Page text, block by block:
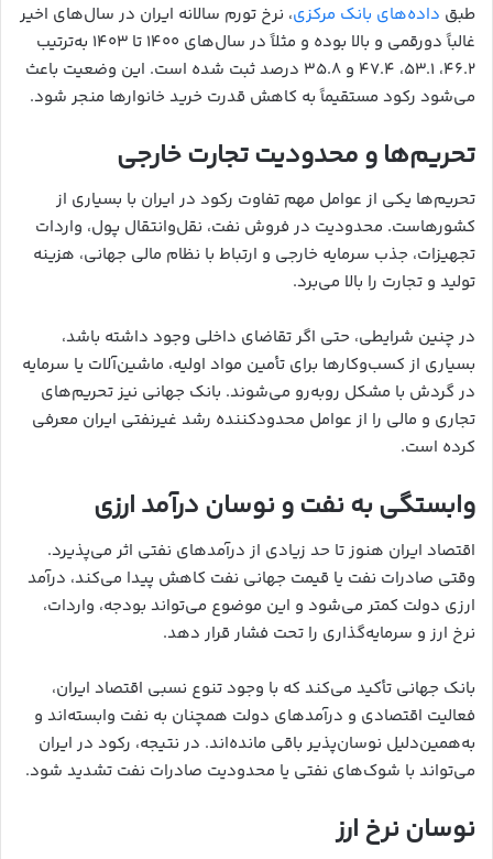
طبق داده‌های بانک مرکزی، نرخ تورم سالانه ایران در سال‌های اخیر
غالباً دورقمی و بالا بوده و مثلاً در سال‌های ۱۴۰۰ تا ۱۴۰۳ به‌ترتیب
۴۶.۲، ۵۳.۱، ۴۷.۴ و ۳۵.۸ درصد ثبت شده است. این وضعیت باعث
می‌شود رکود مستقیماً به کاهش قدرت خرید خانوارها منجر شود.
تحریم‌ها و محدودیت تجارت خارجی
تحریم‌ها یکی از عوامل مهم تفاوت رکود در ایران با بسیاری از
کشورهاست. محدودیت در فروش نفت، نقل‌وانتقال پول، واردات
تجهیزات، جذب سرمایه خارجی و ارتباط با نظام مالی جهانی، هزینه
تولید و تجارت را بالا می‌برد.
در چنین شرایطی، حتی اگر تقاضای داخلی وجود داشته باشد،
بسیاری از کسب‌وکارها برای تأمین مواد اولیه، ماشین‌آلات یا سرمایه
در گردش با مشکل روبه‌رو می‌شوند. بانک جهانی نیز تحریم‌های
تجاری و مالی را از عوامل محدودکننده رشد غیرنفتی ایران معرفی
کرده است.
وابستگی به نفت و نوسان درآمد ارزی
اقتصاد ایران هنوز تا حد زیادی از درآمدهای نفتی اثر می‌پذیرد.
وقتی صادرات نفت یا قیمت جهانی نفت کاهش پیدا می‌کند، درآمد
ارزی دولت کمتر می‌شود و این موضوع می‌تواند بودجه، واردات،
نرخ ارز و سرمایه‌گذاری را تحت فشار قرار دهد.
بانک جهانی تأکید می‌کند که با وجود تنوع نسبی اقتصاد ایران،
فعالیت اقتصادی و درآمدهای دولت همچنان به نفت وابسته‌اند و
به‌همین‌دلیل نوسان‌پذیر باقی مانده‌اند. در نتیجه، رکود در ایران
می‌تواند با شوک‌های نفتی یا محدودیت صادرات نفت تشدید شود.
نوسان نرخ ارز